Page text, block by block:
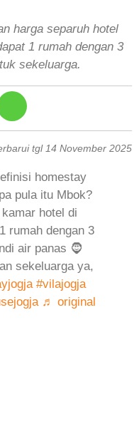
harga separuh hotel
1 rumah dengan 3
sekeluarga.
tgl 14 November 2025
homestay
pula itu Mbok?
hotel di
rumah dengan 3
air panas 🧔
sekeluarga ya,
#vilajogja
♬ original